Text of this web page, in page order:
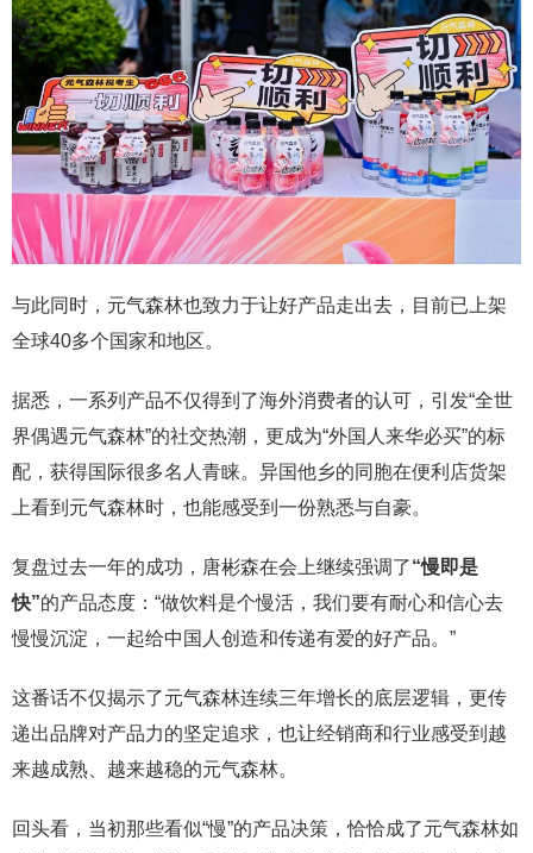
与此同时，元气森林也致力于让好产品走出去，目前已上架
全球40多个国家和地区。
据悉，一系列产品不仅得到了海外消费者的认可，引发“全世
界偶遇元气森林”的社交热潮，更成为“外国人来华必买”的标
配，获得国际很多名人青睐。异国他乡的同胞在便利店货架
上看到元气森林时，也能感受到一份熟悉与自豪。
复盘过去一年的成功，唐彬森在会上继续强调了“慢即是
快”的产品态度：“做饮料是个慢活，我们要有耐心和信心去
慢慢沉淀，一起给中国人创造和传递有爱的好产品。”
这番话不仅揭示了元气森林连续三年增长的底层逻辑，更传
递出品牌对产品力的坚定追求，也让经销商和行业感受到越
来越成熟、越来越稳的元气森林。
回头看，当初那些看似“慢”的产品决策，恰恰成了元气森林如